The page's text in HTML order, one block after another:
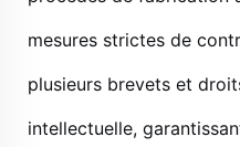
mesures strictes de
plusieurs brevets et
intellectuelle,